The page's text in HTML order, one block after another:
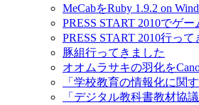
MeCabをRuby 1.9.2 on
PRESS START 2010でゲ
PRESS START 2010行って
豚組行ってきました
オオムラサキの羽化を
「学校教育の情報化に関
「デジタル教科書教材協